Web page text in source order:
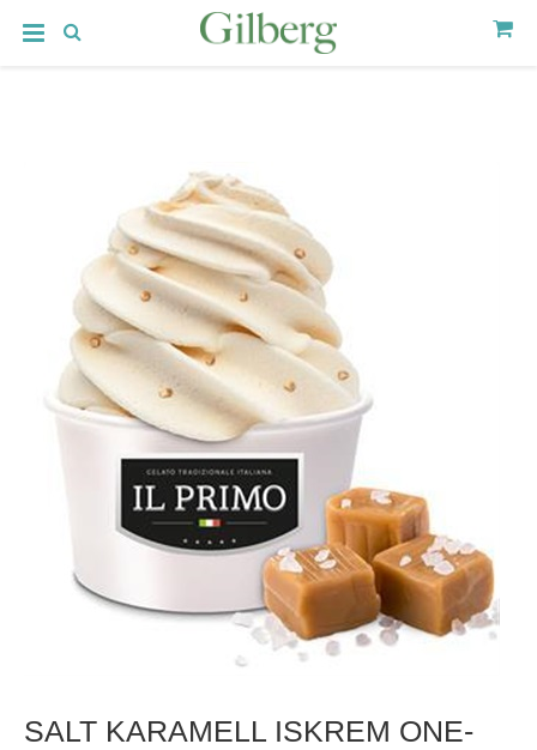
SALT KARAMELL ISKREM ONE-